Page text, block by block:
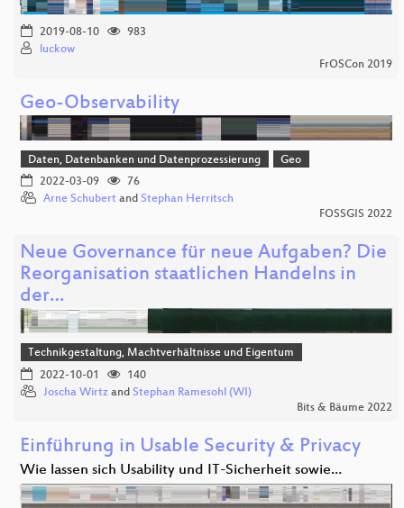
2019-08-10
983
luckow
FrOSCon 2019
Geo-Observability
Daten, Datenbanken und Datenprozessierung
Geo
2022-03-09
76
Arne Schubert and Stephan Herritsch
FOSSGIS 2022
Neue Governance für neue Aufgaben? Die
Reorganisation staatlichen Handelns in
der…
Technikgestaltung, Machtverhältnisse und Eigentum
2022-10-01
140
Joscha Wirtz and Stephan Ramesohl (WI)
Bits & Bäume 2022
Einführung in Usable Security & Privacy
Wie lassen sich Usability und IT-Sicherheit sowie…